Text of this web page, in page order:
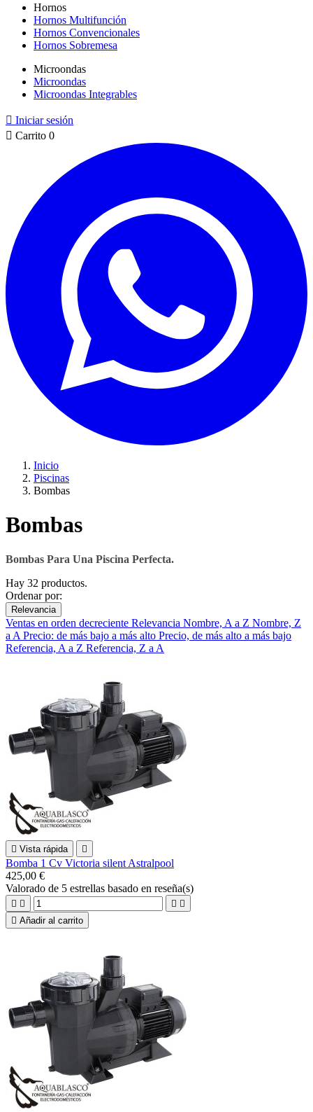
Hornos
Hornos Multifunción
Hornos Convencionales
Hornos Sobremesa
Microondas
Microondas
Microondas Integrables
 Iniciar sesión
 Carrito 0
Inicio
Piscinas
Bombas
Bombas
Bombas Para Una Piscina Perfecta.
Hay 32 productos.
Ordenar por:
Relevancia
Ventas en orden decreciente Relevancia Nombre, A a Z Nombre, Z
a A Precio: de más bajo a más alto Precio, de más alto a más bajo
Referencia, A a Z Referencia, Z a A
 Vista rápida 
Bomba 1 Cv Victoria silent Astralpool
425,00 €
Valorado de 5 estrellas basado en reseña(s)
   
 Añadir al carrito